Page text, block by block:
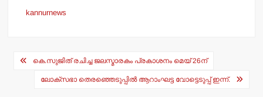
at
A
p
b
o
kannurnews
Post
navigation
കെ.സുജിത് രചിച്ച ജലസ്മാരകം പ്രകാശനം മെയ് 26ന്
ലോക്‌സഭാ തെരഞ്ഞെടുപ്പില്‍ ആറാംഘട്ട വോട്ടെടുപ്പ് ഇന്ന്.